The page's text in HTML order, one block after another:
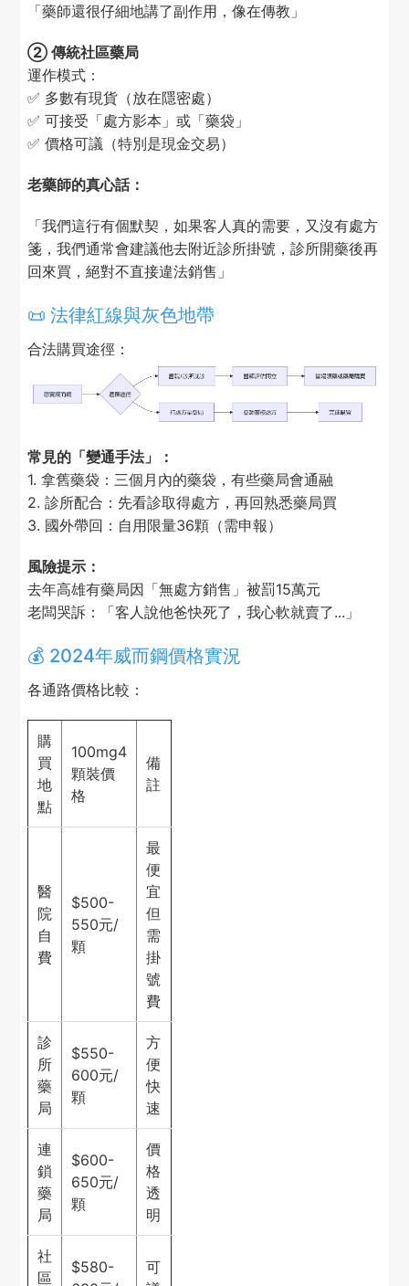
「藥師還很仔細地講了副作用，像在傳教」
② 傳統社區藥局
運作模式：
✅ 多數有現貨（放在隱密處）
✅ 可接受「處方影本」或「藥袋」
✅ 價格可議（特別是現金交易）
老藥師的真心話：
「我們這行有個默契，如果客人真的需要，又沒有處方
箋，我們通常會建議他去附近診所掛號，診所開藥後再
回來買，絕對不直接違法銷售」
📜 法律紅線與灰色地帶
合法購買途徑：
常見的「變通手法」：
1. 拿舊藥袋：三個月內的藥袋，有些藥局會通融
2. 診所配合：先看診取得處方，再回熟悉藥局買
3. 國外帶回：自用限量36顆（需申報）
風險提示：
去年高雄有藥局因「無處方銷售」被罰15萬元
老闆哭訴：「客人說他爸快死了，我心軟就賣了...」
💰 2024年威而鋼價格實況
各通路價格比較：
購
買
地
點
100mg4
顆裝價
格
備
註
醫
院
自
費
$500-
550元/
顆
最
便
宜
但
需
掛
號
費
診
所
藥
局
$550-
600元/
顆
方
便
快
速
連
鎖
藥
局
$600-
650元/
顆
價
格
透
明
社
區
$580-
可